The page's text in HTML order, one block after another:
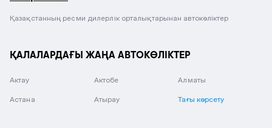
Қазақстанның ресми дилерлік орталықтарынан автокөліктер
ҚАЛАЛАРДАҒЫ ЖАҢА АВТОКӨЛІКТЕР
Актау Актобе Алматы
Астана Атырау Тағы көрсету